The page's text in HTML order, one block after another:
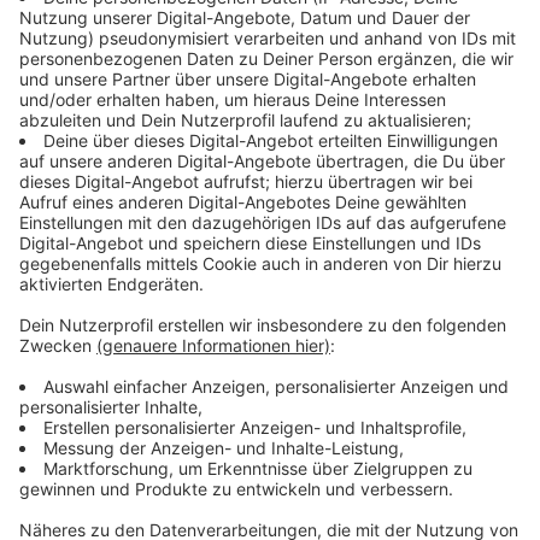
der blutigsten Kapitel des Ersten Weltkriegs. Auch in
Hilden gab es heute eine Mahnwache auf dem Alten
Markt. In Mettmann ist eine Mahnwache am Mittwoch
geplant. Am Wochenende hatte es auch in Ratingen
auf dem Marktplatz eine spontane Aktion für Frieden
in der Ukraine gegeben.
Monheim: Rosenmontagszug hat stattgefunden
stattgefunden. Darauf hatte sich die Gromoka, die
vergangener Woche geeinigt. Auch Monheims
Bürgermeister Zimmermann hat die Zusage verteidigt.
Hier würden Frieden und Freiheit gefeiert. Außerdem
sei jetzt sei die politische Funktion des